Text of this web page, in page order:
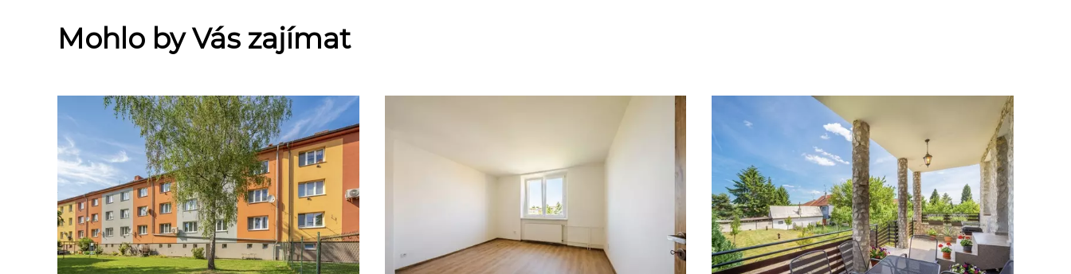
Mohlo by Vás zajímat